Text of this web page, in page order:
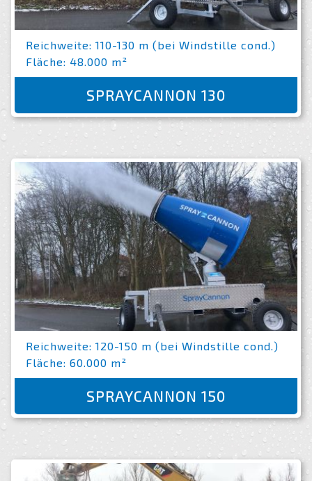
Reichweite: 110-130 m (bei Windstille cond.)
Fläche: 48.000 m²
SPRAYCANNON 130
Reichweite: 120-150 m (bei Windstille cond.)
Fläche: 60.000 m²
SPRAYCANNON 150